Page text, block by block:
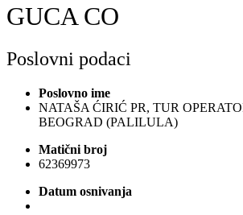
GUCA CO
Poslovni podaci
Poslovno ime
NATAŠA ĆIRIĆ PR, TUR
BEOGRAD (PALILULA)
Matični broj
62369973
Datum osnivanja